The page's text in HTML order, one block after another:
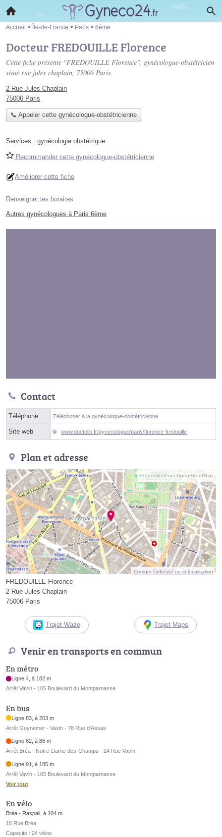
Accueil > Île-de-France > Paris > 6ème
Docteur FREDOUILLE Florence
Cette fiche présente "FREDOUILLE Florence", gynécologue-obstétricien
situé rue jules chaplain, 75006 Paris.
2 Rue Jules Chaplain
75006 Paris
📞 Appeler cette gynécologue-obstétricienne
Services : gynécologie obstétrique
Recommander cette gynécologue-obstétricienne
Améliorer cette fiche
Renseigner les horaires
Autres gynécologues à Paris 6ème
Contact
Téléphone Téléphoner à la gynécologue-obstétricienne
Site web www.doctolib.fr/gynecologue/paris/florence-fredouille
Plan et adresse
© contributeurs OpenStreetMap
Corriger l’adresse ou la localisation
FREDOUILLE Florence
2 Rue Jules Chaplain
75006 Paris
Trajet Waze Trajet Maps
Venir en transports en commun
En métro
Ligne 4, à 182 m
Arrêt Vavin - 105 Boulevard du Montparnasse
En bus
Ligne 83, à 203 m
Arrêt Guynemer - Vavin - 78 Rue d'Assas
Ligne 82, à 86 m
Arrêt Bréa - Notre-Dame-des-Champs - 24 Rue Vavin
Ligne 91, à 185 m
Arrêt Vavin - 105 Boulevard du Montparnasse
Voir tout
En vélo
Bréa - Raspail, à 104 m
18 Rue Bréa
Capacité : 24 vélos